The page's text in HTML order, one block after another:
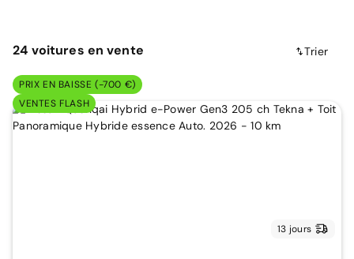
24 voitures en vente Trier
PRIX EN BAISSE (-700 €)
VENTES FLASH
13 jours